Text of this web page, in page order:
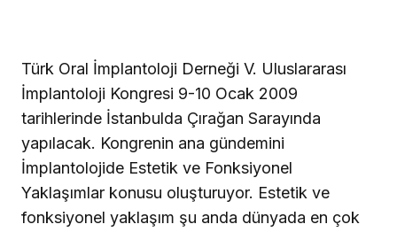
Türk Oral İmplantoloji Derneği V. Uluslararası
İmplantoloji Kongresi 9-10 Ocak 2009
tarihlerinde İstanbulda Çırağan Sarayında
yapılacak. Kongrenin ana gündemini
İmplantolojide Estetik ve Fonksiyonel
Yaklaşımlar konusu oluşturuyor. Estetik ve
fonksiyonel yaklaşım şu anda dünyada en çok